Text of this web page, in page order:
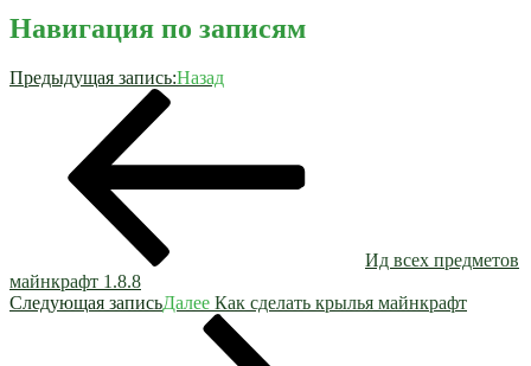
Навигация по записям
Предыдущая запись:Назад
Ид всех предметов
майнкрафт 1.8.8
Следующая записьДалее Как сделать крылья майнкрафт